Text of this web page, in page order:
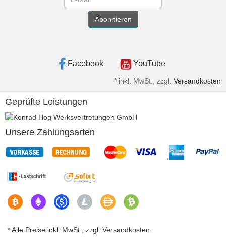
Abonnieren
Facebook YouTube
* inkl. MwSt., zzgl. Versandkosten
Geprüfte Leistungen
Unsere Zahlungsarten
* Alle Preise inkl. MwSt., zzgl. Versandkosten.